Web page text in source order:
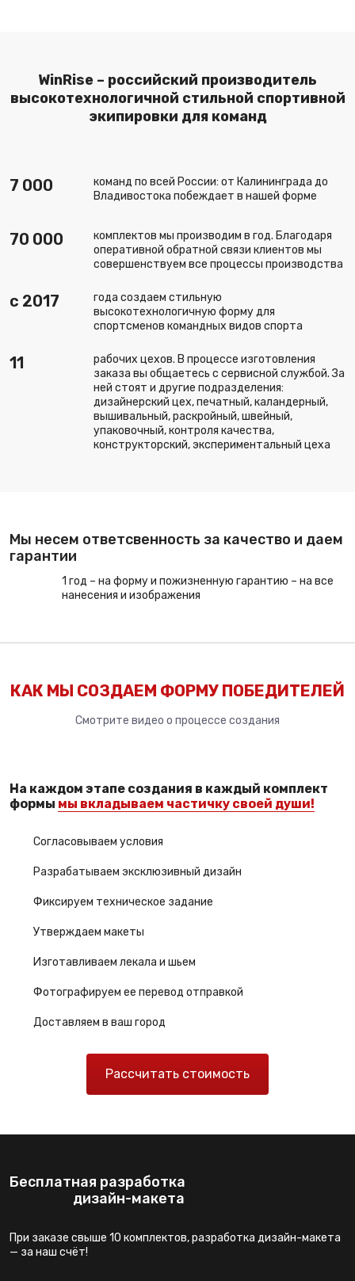
WinRise – российский производитель
высокотехнологичной стильной спортивной
экипировки для команд
7 000
команд по всей России: от Калининграда до
Владивостока побеждает в нашей форме
70 000
комплектов мы производим в год. Благодаря
оперативной обратной связи клиентов мы
совершенствуем все процессы производства
c 2017
года создаем стильную
высокотехнологичную форму для
спортсменов командных видов спорта
11
рабочих цехов. В процессе изготовления
заказа вы общаетесь с сервисной службой. За
ней стоят и другие подразделения:
дизайнерский цех, печатный, каландерный,
вышивальный, раскройный, швейный,
упаковочный, контроля качества,
конструкторский, экспериментальный цеха
Мы несем ответсвенность за качество и даем
гарантии
1 год – на форму и пожизненную гарантию – на все
нанесения и изображения
КАК МЫ СОЗДАЕМ ФОРМУ ПОБЕДИТЕЛЕЙ
Смотрите видео о процессе создания
На каждом этапе создания в каждый комплект
формы мы вкладываем частичку своей души!
Согласовываем условия
Разрабатываем эксклюзивный дизайн
Фиксируем техническое задание
Утверждаем макеты
Изготавливаем лекала и шьем
Фотографируем ее перевод отправкой
Доставляем в ваш город
Рассчитать стоимость
Бесплатная разработка
дизайн-макета
При заказе свыше 10 комплектов, разработка дизайн-макета
— за наш счёт!